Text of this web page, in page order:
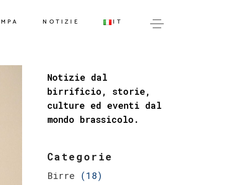
NOTIZIE IT
Notizie dal
birrificio, storie,
culture ed eventi dal
mondo brassicolo.
Categorie
Birre (18)